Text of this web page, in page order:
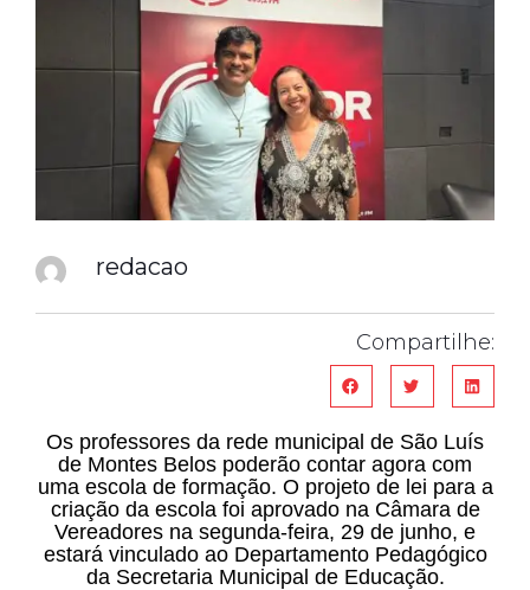
redacao
Compartilhe:
Os professores da rede municipal de São Luís
de Montes Belos poderão contar agora com
uma escola de formação. O projeto de lei para a
criação da escola foi aprovado na Câmara de
Vereadores na segunda-feira, 29 de junho, e
estará vinculado ao Departamento Pedagógico
da Secretaria Municipal de Educação.